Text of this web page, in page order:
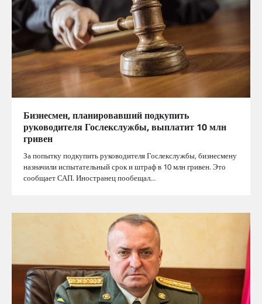
Бизнесмен, планировавший подкупить
руководителя Гослекслужбы, выплатит 10 млн
гривен
За попытку подкупить руководителя Гослекслужбы, бизнесмену
назначили испытательный срок и штраф в 10 млн гривен. Это
сообщает САП. Иностранец пообещал…